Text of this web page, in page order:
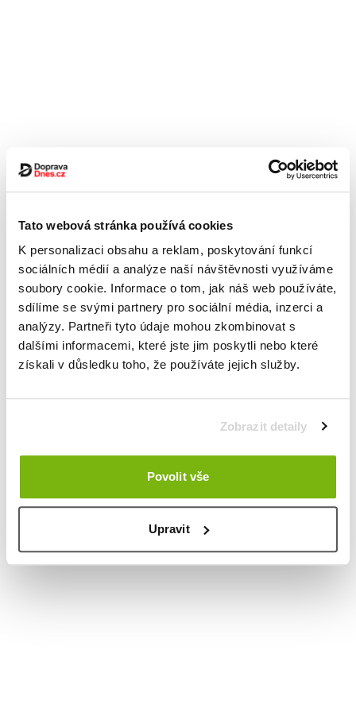
Tato webová stránka používá cookies
K personalizaci obsahu a reklam, poskytování funkcí
sociálních médií a analýze naší návštěvnosti využíváme
soubory cookie. Informace o tom, jak náš web používáte,
sdílíme se svými partnery pro sociální média, inzerci a
analýzy. Partneři tyto údaje mohou zkombinovat s
dalšími informacemi, které jste jim poskytli nebo které
získali v důsledku toho, že používáte jejich služby.
Zobrazit detaily
Povolit vše
Upravit